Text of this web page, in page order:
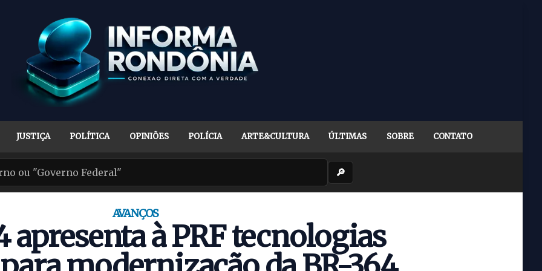
JUSTIÇA POLÍTICA OPINIÕES POLÍCIA ARTE&CULTURA ÚLTIMAS SOBRE CONTATO
🔎
AVANÇOS
apresenta à PRF tecnologias